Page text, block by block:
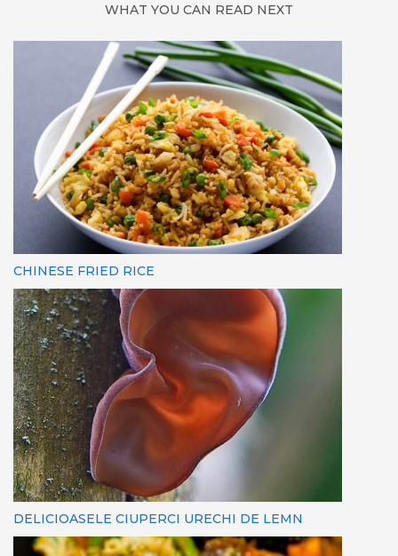
WHAT YOU CAN READ NEXT
CHINESE FRIED RICE
DELICIOASELE CIUPERCI URECHI DE LEMN